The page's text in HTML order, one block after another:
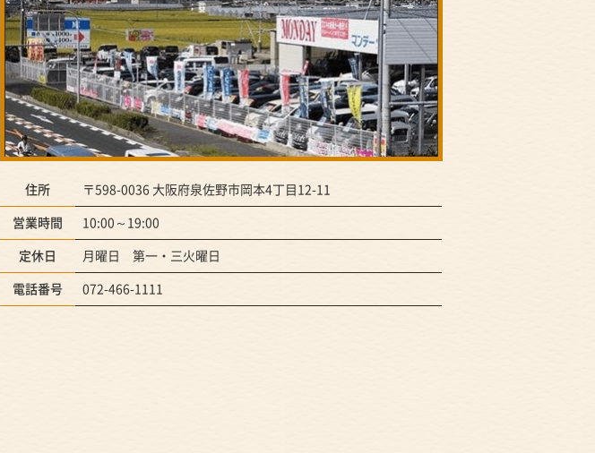
住所 〒598-0036 大阪府泉佐野市岡本4丁目12-11
営業時間 10:00～19:00
定休日 月曜日 第一・三火曜日
電話番号 072-466-1111